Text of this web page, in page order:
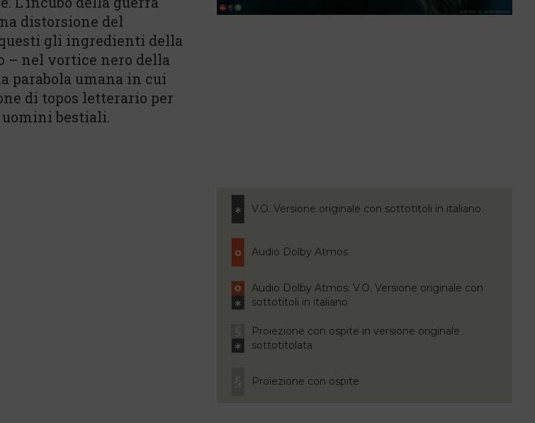
distorsione del
gli ingredienti della
– nel vortice nero della
parabola umana in cui
di topos letterario per
bestiali.
V.O. Versione originale con sottotitoli in italiano
Audio Dolby Atmos
Audio Dolby Atmos; V.O. Versione originale con
sottotitoli in italiano
Proiezione con ospite in versione originale
sottotitolata
Proiezione con ospite